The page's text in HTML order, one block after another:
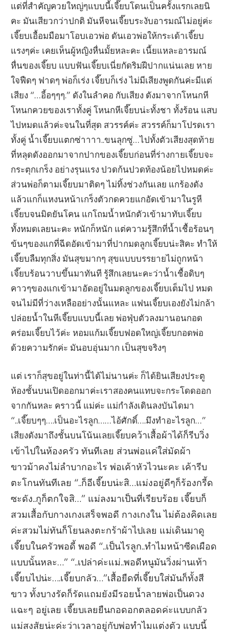
แต่ที่สำคัญควยใหญ่ๆแบบนี้เจี๊ยบโดนเป็นครั้งแรกเลยนิ
คะ มันเสียวกว่าปกติ มันหีจนเจี๊ยบระงับอารมณ์ไม่อยู่ค่ะ
เจี๊ยบเอื้อมมือมาโอบเอวพ่อ ดันเอวพ่อให้กระเด้าเจี๊ยบ
แรงๆค่ะ เคยเห็นผู้หญิงหื่นมั้ยหละคะ เนี้ยแหละอารมณ์
หื่นของเจี๊ยบ แบบฟันเจี๊ยบเนี่ยกัดริมฝีปากแน่นเลย หาย
ใจฟืดๆ ฟาดๆ พ่อก็เร่ง เจี๊ยบก็เร่ง ไม่มีเสียงพูดกันค่ะมีแต่
เสียง “…อี้อๆๆๆ.” ดังในลำคอ กับเสียง ดังมาจากโหนกหี
โหนกควยของเราทั้งคู่ โหนกหีเจี๊ยบน่ะทั้งชา ทั้งร้อน แสบ
ไปหมดแล้วค่ะจนในที่สุด สวรรค์ค่ะ สวรรค์ก็มาโปรดเรา
ทั้งคู่ น้ำเจี๊ยบแตกซ่าาาา..ขนลุกซู่…ไปทั้งตัวเสียงสุดท้าย
ที่หลุดดังออกมาจากปากของเจี๊ยบก่อนที่ร่างกายเจี๊ยบจะ
กระตุกเกร็ง อย่างรุนแรง ปวดก้นปวดท้องน้อยไปหมดค่ะ
ส่วนพ่อก็ตามเจี๊ยบมาติดๆ ไม่ทิ้งช่วงกันเลย แกร้องดัง
แล้วแกก็แหงนหน้าเกร็งตัวกดควยแกอัดเข้ามาในรูหี
เจี๊ยบจนมิดยันโคน แกโถมน้ำหนักตัวเข้ามาทับเจี๊ยบ
ทั้งหมดเลยนะคะ หนักก็หนัก แต่ความรู้สึกที่น้ำเชื้อร้อนๆ
ข้นๆของแกที่ฉีดอัดเข้ามาที่ปากมดลูกเจี๊ยบน่ะสิคะ ทำให้
เจี๊ยบลืมทุกสิ่ง มันสุขมากๆ สุขแบบบรรยายไม่ถูกหน้า
เจี๊ยบร้อนวาบขึ้นมาทันที รู้สึกเลยนะคะว่าน้ำเชื้อดิบๆ
คาวๆของแกเข้ามาอัดอยู่ในมดลูกของเจี๊ยบเต็มไป หมด
จนไม่มีที่ว่างเหลืออย่างนั้นแหละ แฟนเจี๊ยบเองยังไม่กล้า
ปล่อยน้ำในหีเจี๊ยบแบบนี้เลย พ่อฟุ่บตัวลงมานอนกอด
คร่อมเจี๊ยบไว้ค่ะ หอมแก้มเจี๊ยบฟอดใหญ่เจี๊ยบกอดพ่อ
ด้วยความรักค่ะ มันอบอุ่นมาก เป็นสุขจริงๆ
แต่ เราก็สุขอยู่ในท่านี้ได้ไม่นานค่ะ ก็ได้ยินเสียงประตู
ห้องชั้นบนเปิดออกมาค่ะเราสองคนแทบจะกระโดดออก
จากกันหละ คราวนี้ แม่ค่ะ แม่กำลังเดินลงบันไดมา
“..เจี๊ยบๆๆ….เป็นอะไรลูก……ไอ้ศักดิ์….มึงทำอะไรลูก…”
เสียงดังมาถึงชั้นบนโน้นเลยเจี๊ยบคว้าเสื้อผ้าได้ก็รีบวิ่ง
เข้าไปในห้องครัว ทันทีเลย ส่วนพ่อแค่ใส่มัดผ้า
ขาวม้าคงไม่ลำบากอะไร พ่อเค้าหัวไวนะคะ เค้ารีบ
ตะโกนทันทีเลย “..ก็อีเจี๊ยบน่ะสิ…แม่งอยู่ดีๆก็ร้องกรี้ด
ซะดัง..กูก็ตกใจสิ…” แม่ลงมาเป็นที่เรียบร้อย เจี๊ยบก็
สวมเสื้อกับกางเกงเสร็จพอดี กางเกงใน ไม่ต้องคิดเลย
ค่ะสวมไม่ทันก็โยนลงตะกร้าผ้าไปเลย แม่เดินมาดู
เจี๊ยบในครัวพอดี้ พอดี “..เป็นไรลูก..ทำไมหน้าซีดเผือด
แบบนั้นหละ…” “..เปล่าค่ะแม่..พอดีหนูมันวิ่งผ่านเท้า
เจี๊ยบไปน่ะ….เจี๊ยบกลัว…”เสื้อยืดที่เจี๊ยบใส่มันก็ทั้งสี
ขาว ทั้งบางรัดก็รัดแถมยังมีรอยน้ำลายพ่อเป็นดวง
แฉะๆ อยู่เลย เจี๊ยบเลยยืนกอดอกตลอดค่ะแบบกลัว
แม่สงสัยน่ะค่ะว่าเวลาอยู่กับพ่อทำไมแต่งตัว แบบนี้